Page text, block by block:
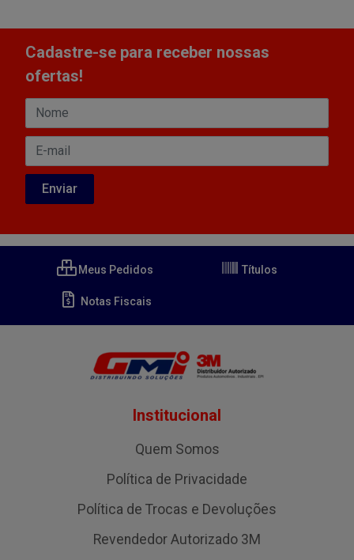
Cadastre-se para receber nossas
ofertas!
Meus Pedidos Títulos
Notas Fiscais
Institucional
Quem Somos
Política de Privacidade
Política de Trocas e Devoluções
Revendedor Autorizado 3M